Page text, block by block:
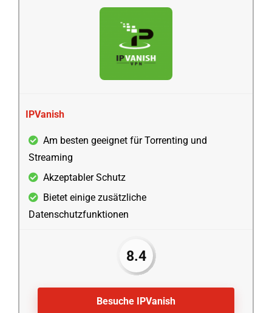
IPVanish
Am besten geeignet für Torrenting und
Streaming
Akzeptabler Schutz
Bietet einige zusätzliche
Datenschutzfunktionen
8.4
Besuche IPVanish